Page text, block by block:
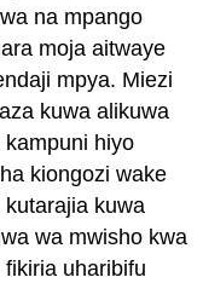
na mpango
moja aitwaye
mpya. Miezi
kuwa alikuwa
hiyo
kiongozi wake
kuwa
wa mwisho kwa
uharibifu